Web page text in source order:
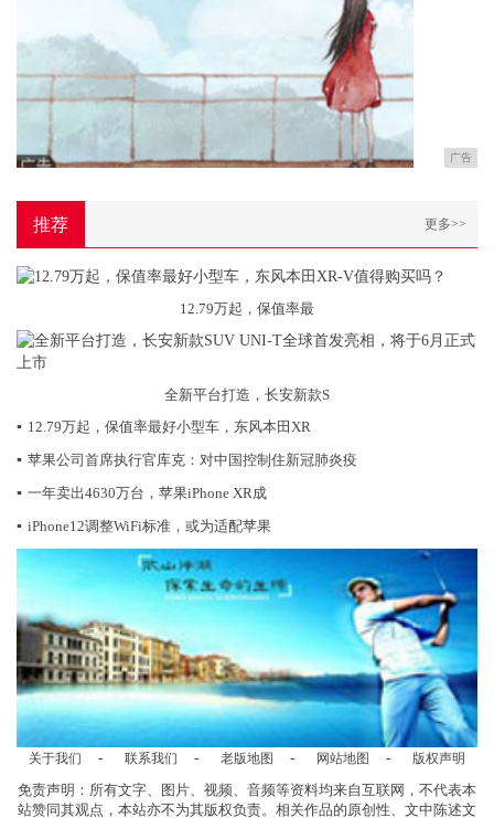
广告
推荐 更多>>
12.79万起，保值率最
全新平台打造，长安新款S
▪ 12.79万起，保值率最好小型车，东风本田XR
▪ 苹果公司首席执行官库克：对中国控制住新冠肺炎疫
▪ 一年卖出4630万台，苹果iPhone XR成
▪ iPhone12调整WiFi标准，或为适配苹果
关于我们 - 联系我们 - 老版地图 - 网站地图 - 版权声明
免责声明：所有文字、图片、视频、音频等资料均来自互联网，不代表本
站赞同其观点，本站亦不为其版权负责。相关作品的原创性、文中陈述文